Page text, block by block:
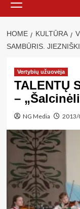
Menu
HOME KULTŪRA
SAMBŪRIS.
Vertybių užuovėja
TALENTŲ
–
NG Media 2013/